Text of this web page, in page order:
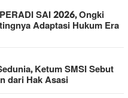
SAI 2026, Ongki
Adaptasi Hukum Era
Ketum SMSI Sebut
dari Hak Asasi